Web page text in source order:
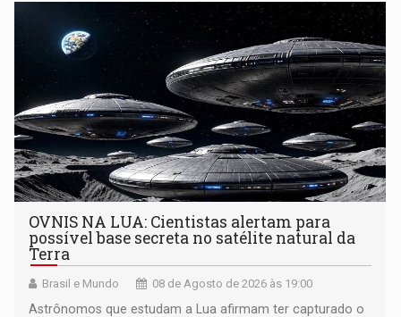
OVNIS NA LUA: Cientistas alertam para
possível base secreta no satélite natural da
Terra
Brasil e Mundo 08 de Agosto de 2026 às 19:00
Astrônomos que estudam a Lua afirmam ter capturado o